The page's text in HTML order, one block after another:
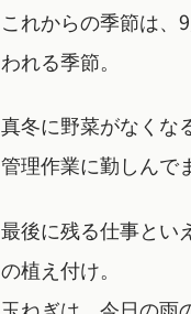
これからの季節は、
われる季節。
真冬に野菜がなくな
管理作業に勤しんで
最後に残る仕事とい
の植え付け。
玉ねぎは、今日の雨